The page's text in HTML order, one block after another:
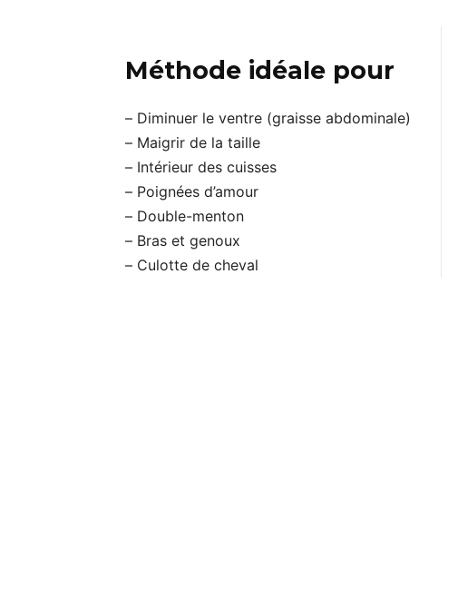
Méthode idéale pour
– Diminuer le ventre (graisse abdominale)
– Maigrir de la taille
– Intérieur des cuisses
– Poignées d’amour
– Double-menton
– Bras et genoux
– Culotte de cheval